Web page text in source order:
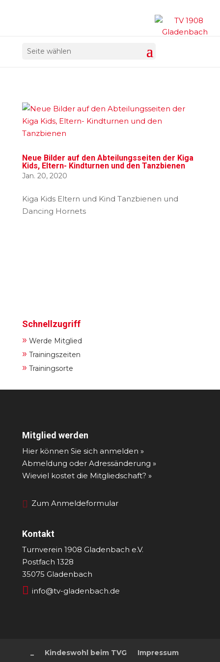
Seite wählen
Neue Bilder auf den Abteilungsseiten der Kiga
Kids, Eltern- Kindturnen und den Tanzbienen
Jan. 20, 2020
Kiga Kids Eltern und Kind Tanzbienen und
Dancing Hornets
Schnellzugriff
» Werde Mitglied
» Trainingszeiten
» Trainingsorte
Mitglied werden
Hier können Sie sich anmelden »
Abmeldung oder Adressänderung »
Wieviel kostet die Mitgliedschaft? »
Zum Anmeldeformular
Kontakt
Turnverein 1908 Gladenbach e.V.
Postfach 1328
35075 Gladenbach
 info@tv-gladenbach.de
_ Kindeswohl beim TVG
Impressum